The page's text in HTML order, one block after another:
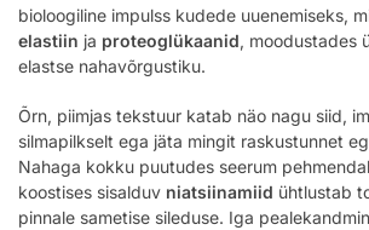
bioloogiline impulss kudede uuenemiseks,
elastiin ja proteoglükaanid, moodustades
elastse nahavõrgustiku.
Õrn, piimjas tekstuur katab näo nagu siid,
silmapilkselt ega jäta mingit raskustunnet
Nahaga kokku puutudes seerum
koostises sisalduv niatsiinamiid ühtlustab
pinnale sametise sileduse. Iga